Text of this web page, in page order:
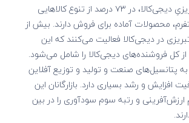
فروشنده‌های تبریزیِ دیجی‌کالا، در ۷۳ درصد از تنوع‌ کالاهایی
محصولات آماده برای فروش دارند. بیش از
تبریزی در دیجی‌کالا فعالیت می‌کنند که این
۶ درصد از کل فروشنده‌های دیجی‌کالا را شامل می‌شود.
پتانسیل‌های صنعت و تولید و توزیع آفلاین
افزایش و رشد بسیاری دارد. بازارگانان این
ارزش‌آفرینی و رتبه سوم سودآوری را در بین